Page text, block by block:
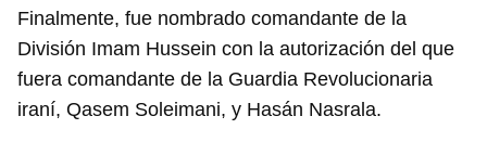
Finalmente, fue nombrado comandante de la
División Imam Hussein con la autorización del que
fuera comandante de la Guardia Revolucionaria
iraní, Qasem Soleimani, y Hasán Nasrala.